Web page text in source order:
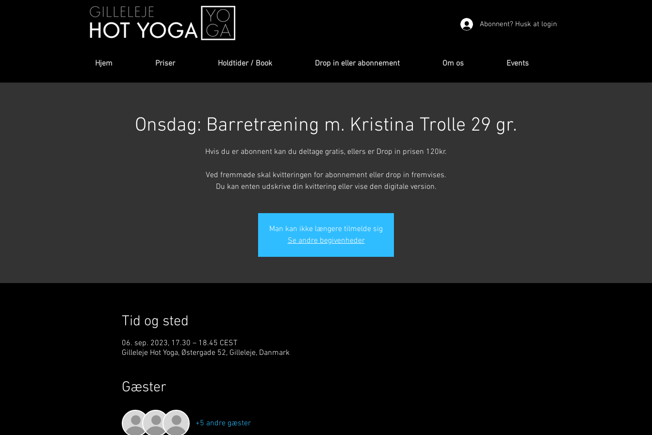
Abonnent? Husk at login
Hjem Priser Holdtider / Book Drop in eller abonnement Om os Events
Onsdag: Barretræning m. Kristina Trolle 29 gr.
Hvis du er abonnent kan du deltage gratis, ellers er Drop in prisen 120kr.
Ved fremmøde skal kvitteringen for abonnement eller drop in fremvises.
Du kan enten udskrive din kvittering eller vise den digitale version.
Man kan ikke længere tilmelde sig
Se andre begivenheder
Tid og sted
06. sep. 2023, 17.30 – 18.45 CEST
Gilleleje Hot Yoga, Østergade 52, Gilleleje, Danmark
Gæster
+5 andre gæster